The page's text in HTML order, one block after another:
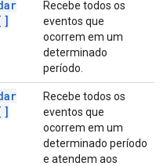
Recebe todos os
eventos que
ocorrem em um
determinado
período.
Recebe todos os
eventos que
ocorrem em um
determinado período
e atendem aos